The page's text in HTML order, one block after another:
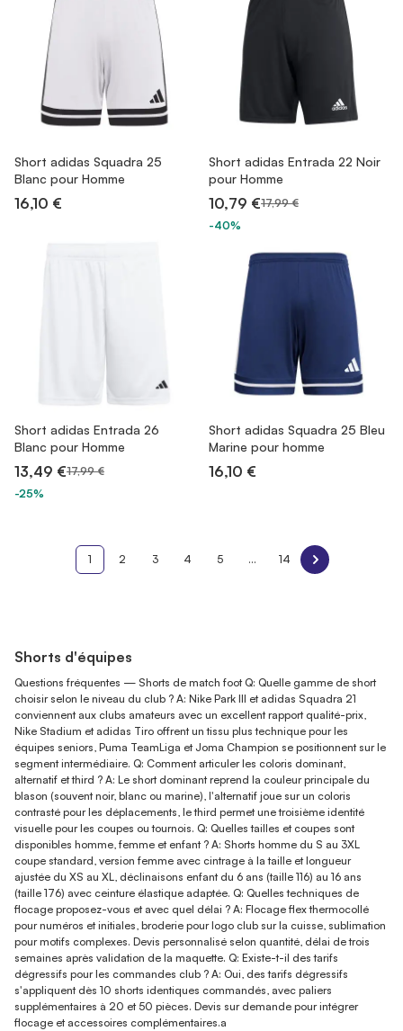
Short adidas Squadra 25
Blanc pour Homme
16,10 €
Short adidas Entrada 22 Noir
pour Homme
10,79 €17,99 €
-40%
Short adidas Entrada 26
Blanc pour Homme
13,49 €17,99 €
-25%
Short adidas Squadra 25 Bleu
Marine pour homme
16,10 €
1 2 3 4 5 ... 14
Shorts d'équipes
Questions fréquentes — Shorts de match foot Q: Quelle gamme de short
choisir selon le niveau du club ? A: Nike Park III et adidas Squadra 21
conviennent aux clubs amateurs avec un excellent rapport qualité-prix,
Nike Stadium et adidas Tiro offrent un tissu plus technique pour les
équipes seniors, Puma TeamLiga et Joma Champion se positionnent sur le
segment intermédiaire. Q: Comment articuler les coloris dominant,
alternatif et third ? A: Le short dominant reprend la couleur principale du
blason (souvent noir, blanc ou marine), l'alternatif joue sur un coloris
contrasté pour les déplacements, le third permet une troisième identité
visuelle pour les coupes ou tournois. Q: Quelles tailles et coupes sont
disponibles homme, femme et enfant ? A: Shorts homme du S au 3XL
coupe standard, version femme avec cintrage à la taille et longueur
ajustée du XS au XL, déclinaisons enfant du 6 ans (taille 116) au 16 ans
(taille 176) avec ceinture élastique adaptée. Q: Quelles techniques de
flocage proposez-vous et avec quel délai ? A: Flocage flex thermocollé
pour numéros et initiales, broderie pour logo club sur la cuisse, sublimation
pour motifs complexes. Devis personnalisé selon quantité, délai de trois
semaines après validation de la maquette. Q: Existe-t-il des tarifs
dégressifs pour les commandes club ? A: Oui, des tarifs dégressifs
s'appliquent dès 10 shorts identiques commandés, avec paliers
supplémentaires à 20 et 50 pièces. Devis sur demande pour intégrer
flocage et accessoires complémentaires.a